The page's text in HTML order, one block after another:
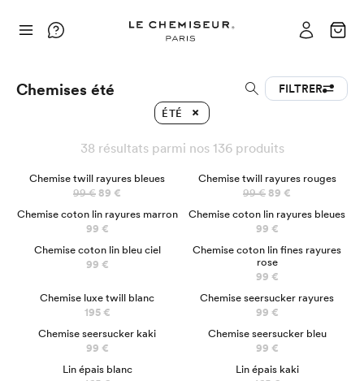
Chemises été FILTRER
ÉTÉ
38 résultats parmi nos 136 produits
PRÉCO
Chemise twill rayures bleues
99 € 89 €
Chemise twill rayures rouges
99 € 89 €
Chemise coton lin rayures marron
99 €
Chemise coton lin rayures bleues
99 €
Chemise coton lin bleu ciel
99 €
Chemise coton lin fines rayures
rose
99 €
Chemise luxe twill blanc
195 €
Chemise seersucker rayures
99 €
Chemise seersucker kaki
99 €
Chemise seersucker bleu
99 €
Lin épais blanc
Lin épais kaki